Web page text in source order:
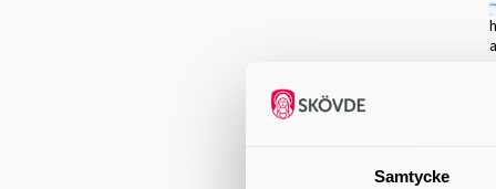
Samtycke